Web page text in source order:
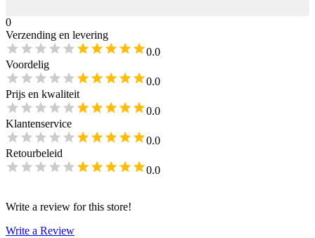
0
Verzending en levering
0.0
Voordelig
0.0
Prijs en kwaliteit
0.0
Klantenservice
0.0
Retourbeleid
0.0
Write a review for this store!
Write a Review